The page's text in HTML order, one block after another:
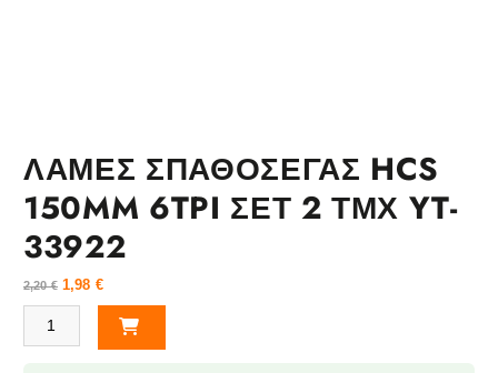
ΛΑΜΕΣ ΣΠΑΘΟΣΕΓΑΣ HCS
150MM 6TPI ΣΕΤ 2 ΤΜΧ YT-
33922
2,20€ 1,98 €
ΛΑΜΕΣ ΣΠΑΘΟΣΕΓΑΣ HCS 150MM 6TPI ΣΕΤ 2 ΤΜΧ YT-33922